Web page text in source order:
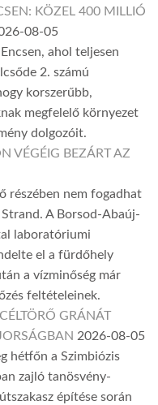
KÖZEL 400 MILLIÓ
08-05
ahol teljesen
2. számú
korszerűbb,
megfelelő környezet
dolgozóit.
VÉGÉIG BEZÁRT AZ
részében nem fogadhat
A Borsod-Abaúj-
laboratóriumi
el a fürdőhely
a vízminőség már
feltételeinek.
GRÁNÁT
2026-08-05
hétfőn a Szimbiózis
zajló tanösvény-
építése során